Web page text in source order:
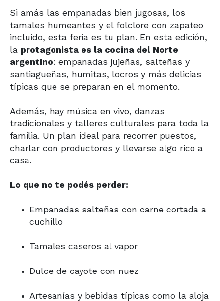
Si amás las empanadas bien jugosas, los
tamales humeantes y el folclore con zapateo
incluido, esta feria es tu plan. En esta edición,
la protagonista es la cocina del Norte
argentino: empanadas jujeñas, salteñas y
santiagueñas, humitas, locros y más delicias
típicas que se preparan en el momento.
Además, hay música en vivo, danzas
tradicionales y talleres culturales para toda la
familia. Un plan ideal para recorrer puestos,
charlar con productores y llevarse algo rico a
casa.
Lo que no te podés perder:
Empanadas salteñas con carne cortada a
cuchillo
Tamales caseros al vapor
Dulce de cayote con nuez
Artesanías y bebidas típicas como la aloja